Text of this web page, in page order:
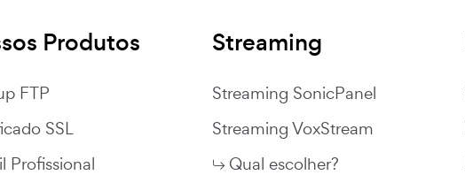
Produtos
FTP
SSL
Profissional
Streaming
Streaming SonicPanel
Streaming VoxStream
Qual escolher?